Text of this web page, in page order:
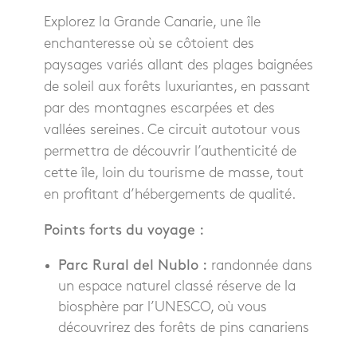
Explorez la Grande Canarie, une île
enchanteresse où se côtoient des
paysages variés allant des plages baignées
de soleil aux forêts luxuriantes, en passant
par des montagnes escarpées et des
vallées sereines. Ce circuit autotour vous
permettra de découvrir l’authenticité de
cette île, loin du tourisme de masse, tout
en profitant d’hébergements de qualité.
Points forts du voyage :
Parc Rural del Nublo : randonnée dans
un espace naturel classé réserve de la
biosphère par l’UNESCO, où vous
découvrirez des forêts de pins canariens